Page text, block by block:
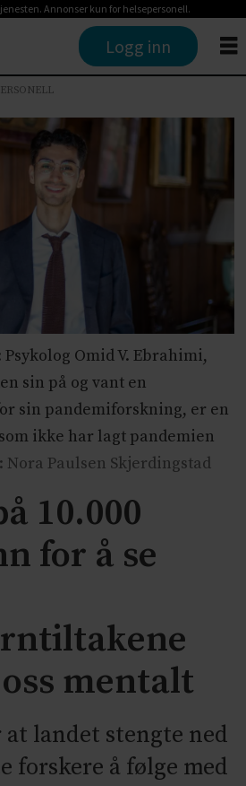
Annonser kun for helsepersonell.
Logg inn
Psykolog Omid V. Ebrahimi,
sin på og vant en
sin pandemiforskning, er en
ikke har lagt pandemien
Nora Paulsen Skjerdingstad
10.000
for å se
mentalt
at landet stengte ned
forskere å følge med